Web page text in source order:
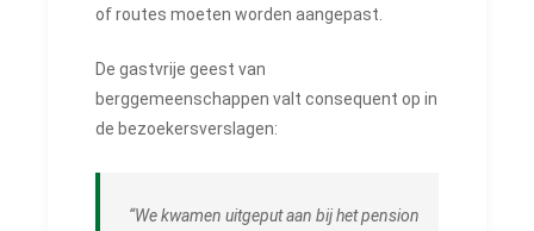
of routes moeten worden aangepast.
De gastvrije geest van
berggemeenschappen valt consequent op in
de bezoekersverslagen:
“We kwamen uitgeput aan bij het pension